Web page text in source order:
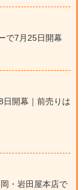
で7月25日開幕
日開幕｜前売りは
・岩田屋本店で